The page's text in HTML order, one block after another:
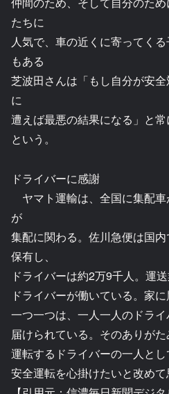
たちに
人気で、車の近くに寄ってく
もある
芝波田さんは「もし自分が安
に
遭えば最悪の結果になる」と
という。
ドライバーに感謝
ヤマト運輸は、全国に集配
が
集配に関わる。佐川急便は国
保有し、
ドライバーは約2万9千人。運
ドライバーが働いている。家
一つ一つは、一人一人のドラ
届けられている。そのありが
運転するドライバーの一人と
安全運転を心掛けたいと改めて